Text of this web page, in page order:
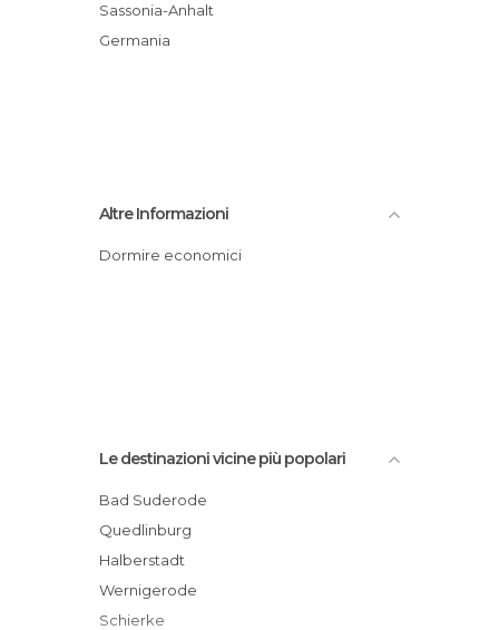
Sassonia-Anhalt
Germania
Altre Informazioni
Dormire economici
Le destinazioni vicine più popolari
Bad Suderode
Quedlinburg
Halberstadt
Wernigerode
Schierke